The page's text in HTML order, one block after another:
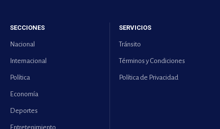
SECCIONES
Nacional
Internacional
Política
Economía
Deportes
Entretenimiento
SERVICIOS
Tránsito
Términos y Condiciones
Política de Privacidad